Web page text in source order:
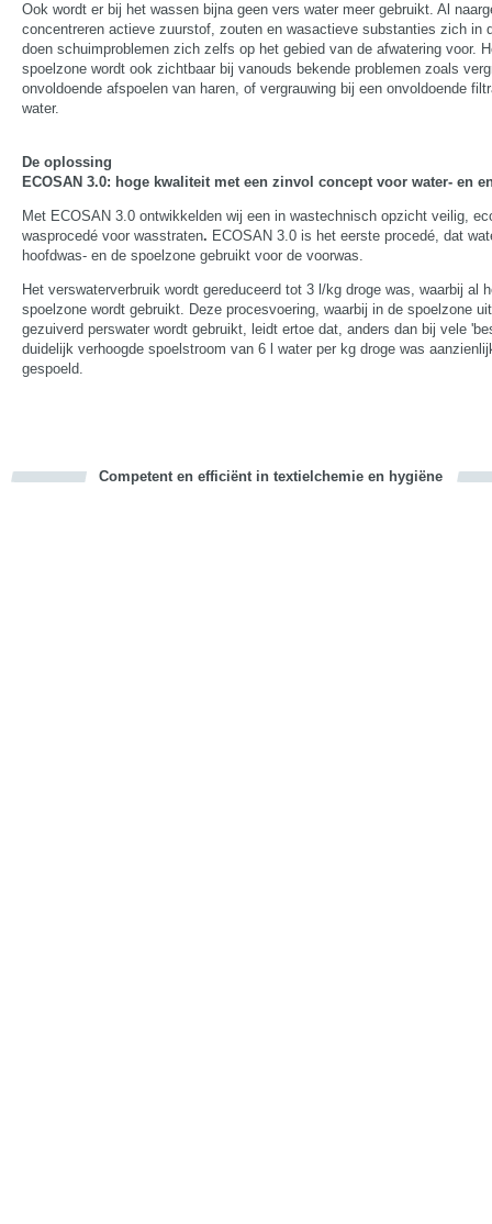
Ook wordt er bij het wassen bijna geen vers water meer gebruikt. Al
concentreren actieve zuurstof, zouten en wasactieve substanties zich in
doen schuimproblemen zich zelfs op het gebied van de afwatering voor.
spoelzone wordt ook zichtbaar bij vanouds bekende problemen zoals
onvoldoende afspoelen van haren, of vergrauwing bij een onvoldoende
water.
De oplossing
ECOSAN 3.0: hoge kwaliteit met een zinvol concept voor water- en
Met ECOSAN 3.0 ontwikkelden wij een in wastechnisch opzicht veilig,
wasprocedé voor wasstraten. ECOSAN 3.0 is het eerste procedé, dat
hoofdwas- en de spoelzone gebruikt voor de voorwas.
Het verswaterverbruik wordt gereduceerd tot 3 l/kg droge was, waarbij al
spoelzone wordt gebruikt. Deze procesvoering, waarbij in de spoelzone
gezuiverd perswater wordt gebruikt, leidt ertoe dat, anders dan bij vele
duidelijk verhoogde spoelstroom van 6 l water per kg droge was
gespoeld.
Competent en efficiënt in textielchemie en hygiëne